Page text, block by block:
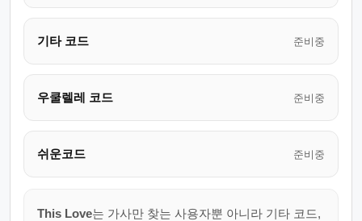
기타 코드 준비중
우쿨렐레 코드 준비중
쉬운코드 준비중
This Love는 가사만 찾는 사용자뿐 아니라 기타 코드,